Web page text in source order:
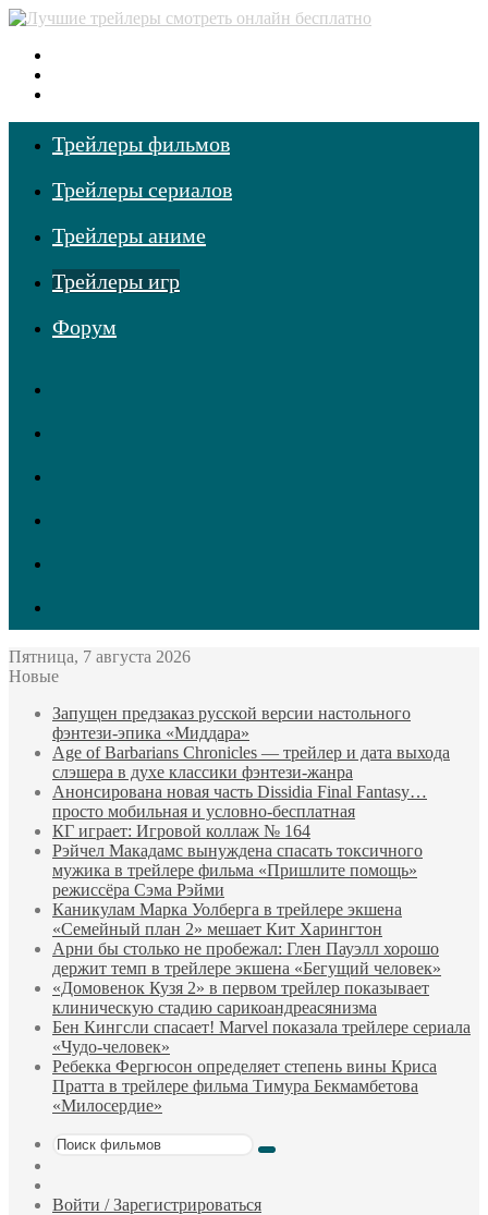
Трейлеры фильмов
Трейлеры сериалов
Трейлеры аниме
Трейлеры игр
Форум
Пятница, 7 августа 2026
Новые
Запущен предзаказ русской версии настольного
фэнтези-эпика «Миддара»
Age of Barbarians Chronicles — трейлер и дата выхода
слэшера в духе классики фэнтези-жанра
Анонсирована новая часть Dissidia Final Fantasy…
просто мобильная и условно-бесплатная
КГ играет: Игровой коллаж № 164
Рэйчел Макадамс вынуждена спасать токсичного
мужика в трейлере фильма «Пришлите помощь»
режиссёра Сэма Рэйми
Каникулам Марка Уолберга в трейлере экшена
«Семейный план 2» мешает Кит Харингтон
Арни бы столько не пробежал: Глен Пауэлл хорошо
держит темп в трейлере экшена «Бегущий человек»
«Домовенок Кузя 2» в первом трейлер показывает
клиническую стадию сарикоандреасянизма
Бен Кингсли спасает! Marvel показала трейлере сериала
«Чудо-человек»
Ребекка Фергюсон определяет степень вины Криса
Пратта в трейлере фильма Тимура Бекмамбетова
«Милосердие»
Поиск
фильм
Войти / Зарегистрироваться